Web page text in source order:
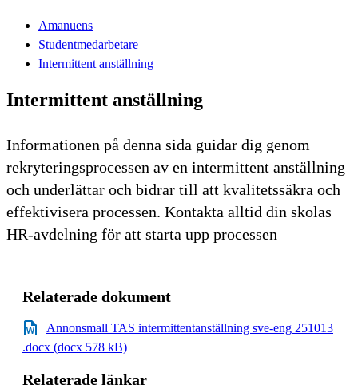
Amanuens
Studentmedarbetare
Intermittent anställning
Intermittent anställning
Informationen på denna sida guidar dig genom
rekryteringsprocessen av en intermittent anställning
och underlättar och bidrar till att kvalitetssäkra och
effektivisera processen. Kontakta alltid din skolas
HR-avdelning för att starta upp processen
Relaterade dokument
Annonsmall TAS intermittentanställning sve-eng 251013
.docx (docx 578 kB)
Relaterade länkar